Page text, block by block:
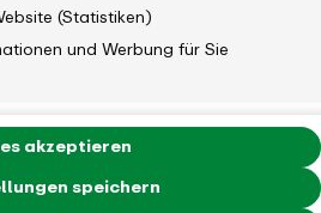
(Statistiken)
und Werbung für Sie
speichern
akzeptieren